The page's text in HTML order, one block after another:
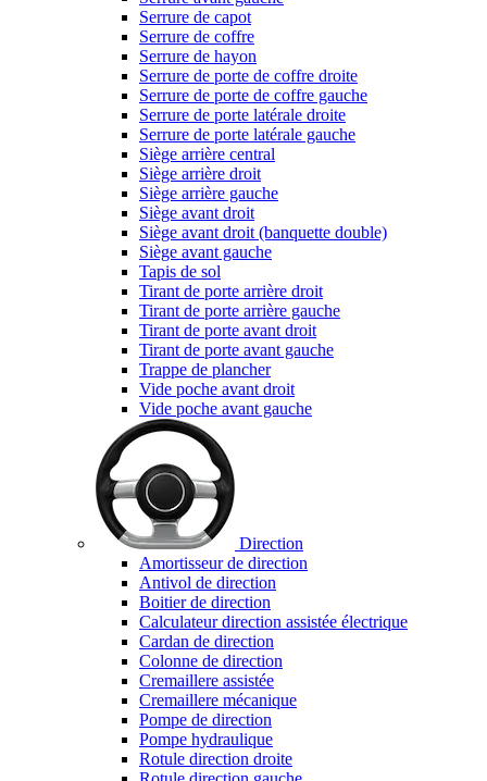
Serrure de capot
Serrure de coffre
Serrure de hayon
Serrure de porte de coffre droite
Serrure de porte de coffre gauche
Serrure de porte latérale droite
Serrure de porte latérale gauche
Siège arrière central
Siège arrière droit
Siège arrière gauche
Siège avant droit
Siège avant droit (banquette double)
Siège avant gauche
Tapis de sol
Tirant de porte arrière droit
Tirant de porte arrière gauche
Tirant de porte avant droit
Tirant de porte avant gauche
Trappe de plancher
Vide poche avant droit
Vide poche avant gauche
Direction
Amortisseur de direction
Antivol de direction
Boitier de direction
Calculateur direction assistée électrique
Cardan de direction
Colonne de direction
Cremaillere assistée
Cremaillere mécanique
Pompe de direction
Pompe hydraulique
Rotule direction droite